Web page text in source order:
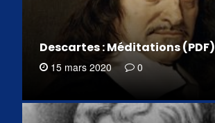
Descartes : Méditations (PDF)
15 mars 2020 0